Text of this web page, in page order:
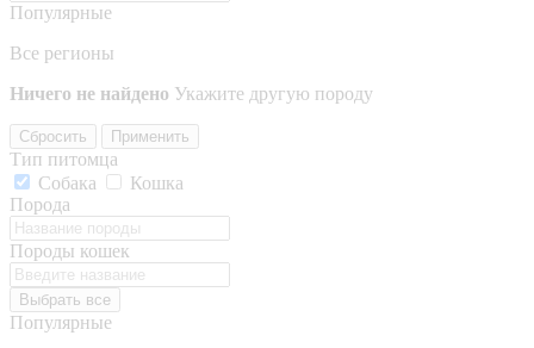
Популярные
Все регионы
Ничего не найдено Укажите другую породу
Сбросить Применить
Тип питомца
Собака
Кошка
Порода
Породы кошек
Выбрать все
Популярные